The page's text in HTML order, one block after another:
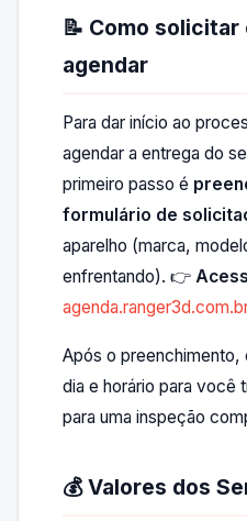
📝 Como
agendar
Para dar início ao
agendar a entrega do
primeiro passo é
formulário de
aparelho (marca,
enfrentando). 👉
Após o preenchimento,
dia e horário para você
para uma inspeção
💰 Valores dos